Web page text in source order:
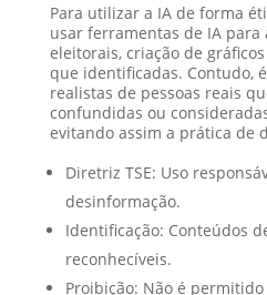
Para utilizar a IA de forma
usar ferramentas de IA para
eleitorais, criação de
que identificadas. Contudo,
realistas de pessoas reais
confundidas ou
evitando assim a prática de
Diretriz TSE: Uso
desinformação.
Identificação: Conteúdos
reconhecíveis.
Proibição: Não é